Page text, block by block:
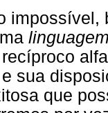
sua
que